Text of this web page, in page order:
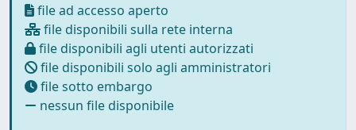
file ad accesso aperto
file disponibili sulla rete interna
file disponibili agli utenti autorizzati
file disponibili solo agli amministratori
file sotto embargo
nessun file disponibile